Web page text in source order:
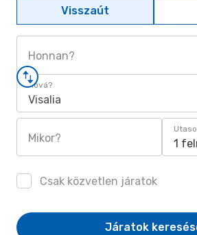
Visszaút
Honnan?
Hová?
Visalia
Mikor? 1
Csak közvetlen járatok
Járatok